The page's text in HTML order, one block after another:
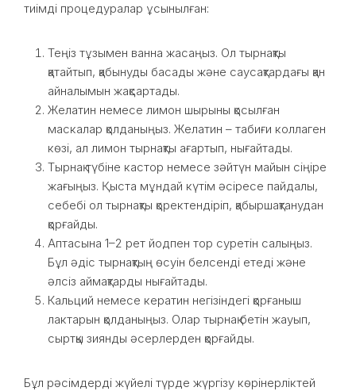
тиімді процедуралар ұсынылған:
Теңіз тұзымен ванна жасаңыз. Ол тырнақты
қатайтып, қабынуды басады және саусақтардағы қан
айналымын жақсартады.
Желатин немесе лимон шырыны қосылған
маскалар қолданыңыз. Желатин – табиғи коллаген
көзі, ал лимон тырнақты ағартып, нығайтады.
Тырнақ түбіне кастор немесе зәйтүн майын сіңіре
жағыңыз. Қыста мұндай күтім әсіресе пайдалы,
себебі ол тырнақты қоректендіріп, қабыршақтанудан
қорғайды.
Аптасына 1–2 рет йодпен тор суретін салыңыз.
Бұл әдіс тырнақтың өсуін белсенді етеді және
әлсіз аймақтарды нығайтады.
Кальций немесе кератин негізіндегі қорғаныш
лактарын қолданыңыз. Олар тырнақ бетін жауып,
сыртқы зиянды әсерлерден қорғайды.
Бұл рәсімдерді жүйелі түрде жүргізу көрінерліктей